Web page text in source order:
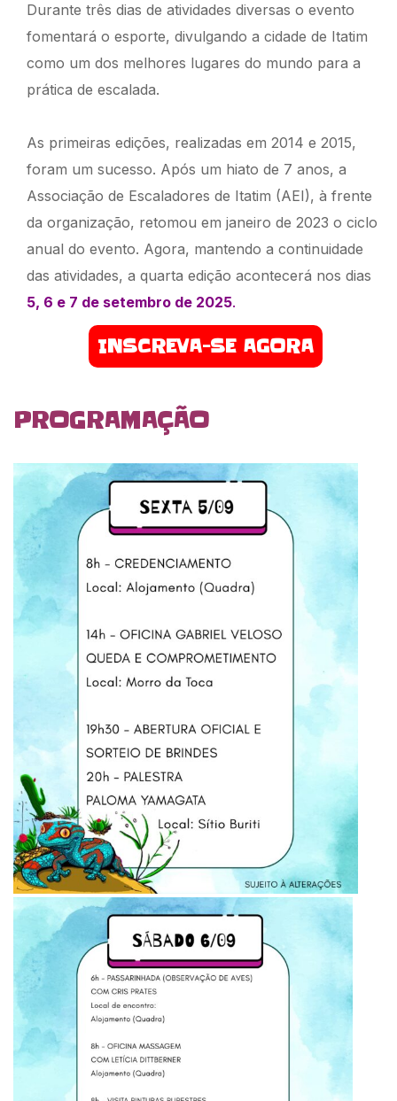
Durante três dias de atividades diversas o evento
fomentará o esporte, divulgando a cidade de Itatim
como um dos melhores lugares do mundo para a
prática de escalada.
As primeiras edições, realizadas em 2014 e 2015,
foram um sucesso. Após um hiato de 7 anos, a
Associação de Escaladores de Itatim (AEI), à frente
da organização, retomou em janeiro de 2023 o ciclo
anual do evento. Agora, mantendo a continuidade
das atividades, a quarta edição acontecerá nos dias
5, 6 e 7 de setembro de 2025.
INSCREVA-SE AGORA
PROGRAMAÇÃO